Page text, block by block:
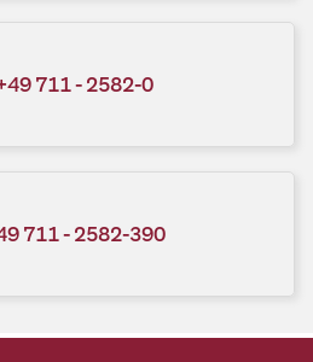
711 - 2582-0
711 - 2582-390